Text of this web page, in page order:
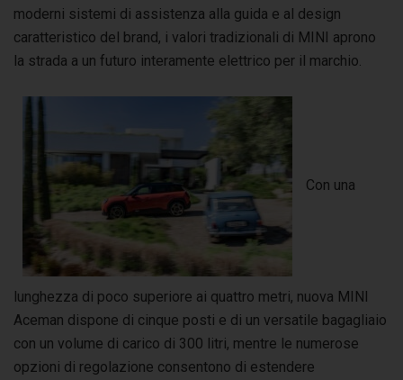
moderni sistemi di assistenza alla guida e al design
caratteristico del brand, i valori tradizionali di MINI aprono
la strada a un futuro interamente elettrico per il marchio.
Con una
lunghezza di poco superiore ai quattro metri, nuova MINI
Aceman dispone di cinque posti e di un versatile bagagliaio
con un volume di carico di 300 litri, mentre le numerose
opzioni di regolazione consentono di estendere